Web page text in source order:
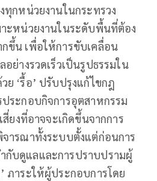
ทุกหน่วยงานในกระทรวง
ะหน่วยงานในระดับพื้นที่ต้อง
ขึ้น เพื่อให้การขับเคลื่อน
อย่างรวดเร็วเป็นรูปธรรมใน
‘รื้อ’ ปรับปรุงแก้ไขกฎ
ระกอบกิจการอุตสาหกรรม
สี่ยงที่อาจจะเกิดขึ้นจากการ
ารณาทั้งระบบตั้งแต่ก่อนการ
กับดูแลและการปราบปรามผู้
ภาระให้ผู้ประกอบการโดย